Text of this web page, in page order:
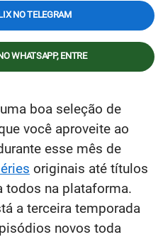
NO TELEGRAM
WHATSAPP, ENTRE
boa seleção de
você aproveite ao
esse mês de
originais até títulos
todos na plataforma.
a terceira temporada
novos toda